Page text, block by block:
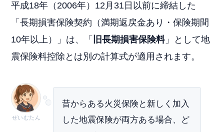
平成18年（2006年）12月31日以前に締結した
「長期損害保険契約（満期返戻金あり・保険期間
10年以上）」は、「
旧長期損害保険料」として地
震保険料控除とは別の計算式が適用されます。
ぜいむたん
昔からある火災保険と新しく加入
した地震保険が両方ある場合、ど